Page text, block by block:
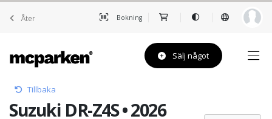
Åter Bokning
Sälj något
Tillbaka
Suzuki DR-Z4S • 2026